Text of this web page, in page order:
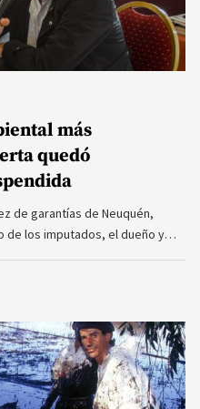
más
quedó
de garantías de Neuquén,
de los imputados, el dueño y…